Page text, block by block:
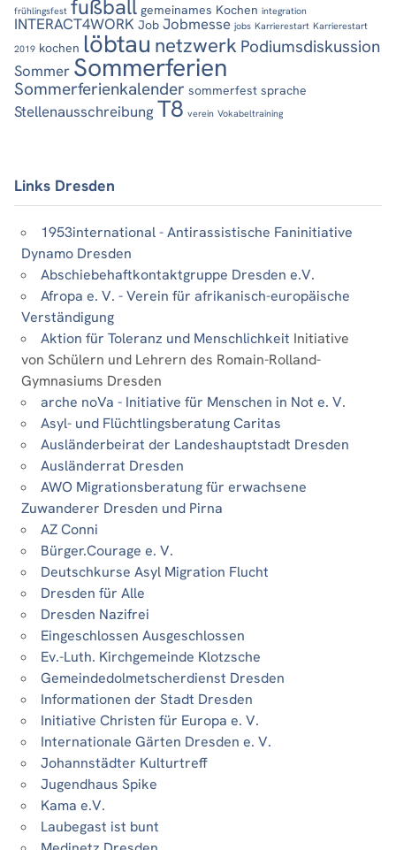
frühlingsfest fußball gemeinames Kochen integration
INTERACT4WORK Job Jobmesse jobs Karrierestart Karrierestart
2019 kochen löbtau netzwerk Podiumsdiskussion
Sommer Sommerferien
Sommerferienkalender sommerfest sprache
Stellenausschreibung T8 verein Vokabeltraining
Links Dresden
1953international - Antirassistische Faninitiative
Dynamo Dresden
Abschiebehaftkontaktgruppe Dresden e.V.
Afropa e. V. - Verein für afrikanisch-europäische
Verständigung
Aktion für Toleranz und Menschlichkeit Initiative
von Schülern und Lehrern des Romain-Rolland-
Gymnasiums Dresden
arche noVa - Initiative für Menschen in Not e. V.
Asyl- und Flüchtlingsberatung Caritas
Ausländerbeirat der Landeshauptstadt Dresden
Ausländerrat Dresden
AWO Migrationsberatung für erwachsene
Zuwanderer Dresden und Pirna
AZ Conni
Bürger.Courage e. V.
Deutschkurse Asyl Migration Flucht
Dresden für Alle
Dresden Nazifrei
Eingeschlossen Ausgeschlossen
Ev.-Luth. Kirchgemeinde Klotzsche
Gemeindedolmetscherdienst Dresden
Informationen der Stadt Dresden
Initiative Christen für Europa e. V.
Internationale Gärten Dresden e. V.
Johannstädter Kulturtreff
Jugendhaus Spike
Kama e.V.
Laubegast ist bunt